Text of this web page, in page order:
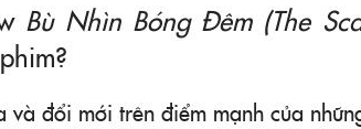
Bù Nhìn Bóng Đêm (The
và đổi mới trên điểm mạnh của